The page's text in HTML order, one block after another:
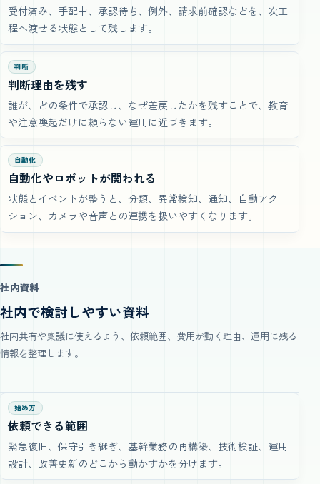
受付済み、手配中、承認待ち、例外、請求前確認などを、次工
程へ渡せる状態として残します。
判断
判断理由を残す
誰が、どの条件で承認し、なぜ差戻したかを残すことで、教育
や注意喚起だけに頼らない運用に近づきます。
自動化
自動化やロボットが関われる
状態とイベントが整うと、分類、異常検知、通知、自動アク
ション、カメラや音声との連携を扱いやすくなります。
社内資料
社内で検討しやすい資料
社内共有や稟議に使えるよう、依頼範囲、費用が動く理由、運用に残る
情報を整理します。
始め方
依頼できる範囲
緊急復旧、保守引き継ぎ、基幹業務の再構築、技術検証、運用
設計、改善更新のどこから動かすかを分けます。